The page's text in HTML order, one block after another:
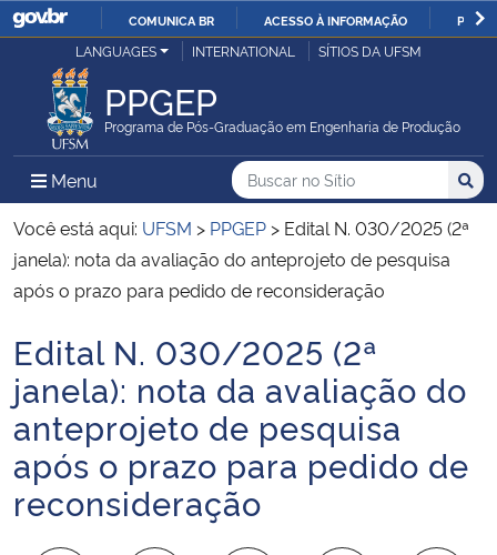
IR
COMUNICA BR ACESSO À INFORMAÇÃO
Ministério da Justiça e Segurança Pública
Ministério da Defesa
Ministério das Relações Exteriores
Ministério da Economia
Ministério da Infraestrutura
Ministério da Agricultura, Pecuária e Abastecimento
Ministério da Educação
Ministério da Cidadania
LANGUAGES INTERNATIONAL SÍTIOS DA UFSM
PPGEP
Programa de Pós-Graduação em Engenharia de Produção
Menu Menu Principal do Sítio
Busca
Buscar no no Sítio
Busca:
Você está aqui: UFSM > PPGEP > Edital N. 030/2025 (2ª
janela): nota da avaliação do anteprojeto de pesquisa
após o prazo para pedido de reconsideração
Início do conteúdo
Edital N. 030/2025 (2ª
janela): nota da avaliação do
anteprojeto de pesquisa
após o prazo para pedido de
reconsideração